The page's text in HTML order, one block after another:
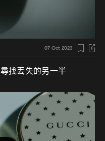
07 Oct 2023
尋找丟失的另一半